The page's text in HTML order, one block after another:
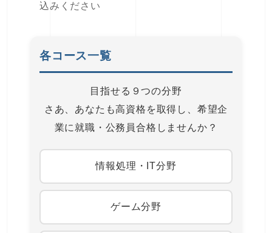
込みください
各コース一覧
目指せる９つの分野
さあ、あなたも高資格を取得し、希望企
業に就職・公務員合格しませんか？
情報処理・IT分野
ゲーム分野